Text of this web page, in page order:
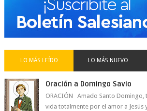
LO MÁS LEÍDO LO MÁS NUEVO
Oración a Domingo Savio
ORACIÓN Amado Santo Domingo,
vida totalmente por el amor a Jesús